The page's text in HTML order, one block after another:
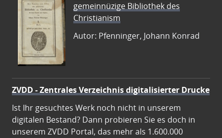
gemeinnüzige Bibliothek des
Christianism
Autor: Pfenninger, Johann Konrad
ZVDD - Zentrales Verzeichnis digitalisierter Drucke
Ist Ihr gesuchtes Werk noch nicht in unserem
digitalen Bestand? Dann probieren Sie es doch in
unserem ZVDD Portal, das mehr als 1.600.000